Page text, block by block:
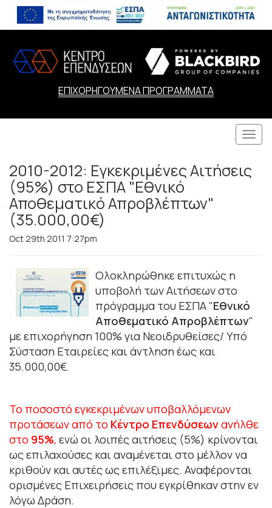
ΕΠΙΧΟΡΗΓΟΥΜΕΝΑ ΠΡΟΓΡΑΜΜΑΤΑ
2010-2012: Εγκεκριμένες Αιτήσεις
(95%) στο ΕΣΠΑ "Εθνικό
Αποθεματικό Απροβλέπτων"
(35.000,00€)
Oct 29th 2011 7:27pm
Ολοκληρώθηκε επιτυχώς η
υποβολή των Αιτήσεων στο
πρόγραμμα του ΕΣΠΑ "Εθνικό
Αποθεματικό Απροβλέπτων"
με επιχορήγηση 100% για Νεοιδρυθείσες/ Υπό
Σύσταση Εταιρείες και άντληση έως και
35.000,00€.
Το ποσοστό εγκεκριμένων υποβαλλόμενων
προτάσεων από το Κέντρο Επενδύσεωνανήλθε
στο 95%, ενώ οι λοιπές αιτήσεις (5%) κρίνονται
ως επιλαχούσες και αναμένεται στο μέλλον να
κριθούν και αυτές ως επιλέξιμες. Αναφέρονται
ορισμένες Επιχειρήσεις που εγκρίθηκαν στην εν
λόγω Δράση.